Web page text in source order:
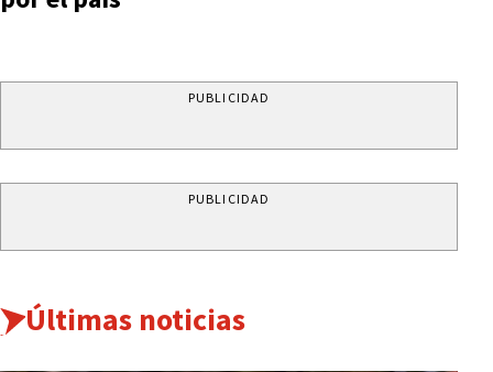
PUBLICIDAD
PUBLICIDAD
Últimas noticias